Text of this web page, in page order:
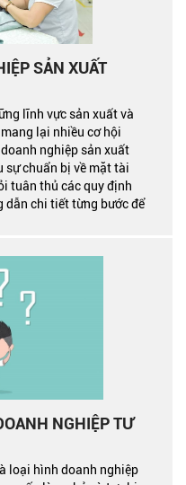
SẢN XUẤT
lĩnh vực sản xuất và
lại nhiều cơ hội
nghiệp sản xuất
sự chuẩn bị về mặt tài
tuân thủ các quy định
dẫn chi tiết từng bước để
NGHIỆP TƯ
loại hình doanh nghiệp